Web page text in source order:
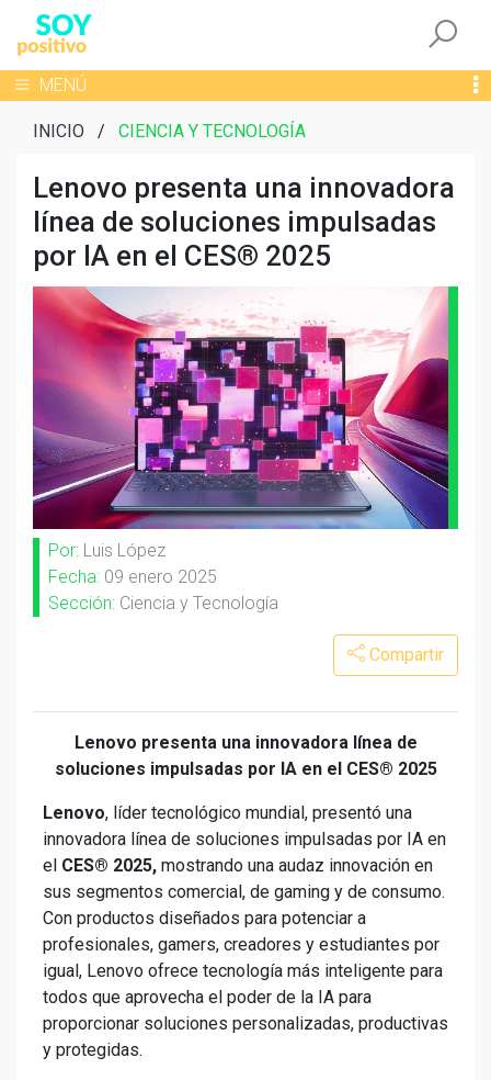
Toggle navigation
MENÚ
INICIO / CIENCIA Y TECNOLOGÍA
Lenovo presenta una innovadora
línea de soluciones impulsadas
por IA en el CES® 2025
Por: Luis López
Fecha: 09 enero 2025
Sección: Ciencia y Tecnología
Compartir
Lenovo presenta una innovadora línea de
soluciones impulsadas por IA en el CES® 2025
Lenovo, líder tecnológico mundial, presentó una
innovadora línea de soluciones impulsadas por IA en
el CES® 2025, mostrando una audaz innovación en
sus segmentos comercial, de gaming y de consumo.
Con productos diseñados para potenciar a
profesionales, gamers, creadores y estudiantes por
igual, Lenovo ofrece tecnología más inteligente para
todos que aprovecha el poder de la IA para
proporcionar soluciones personalizadas, productivas
y protegidas.